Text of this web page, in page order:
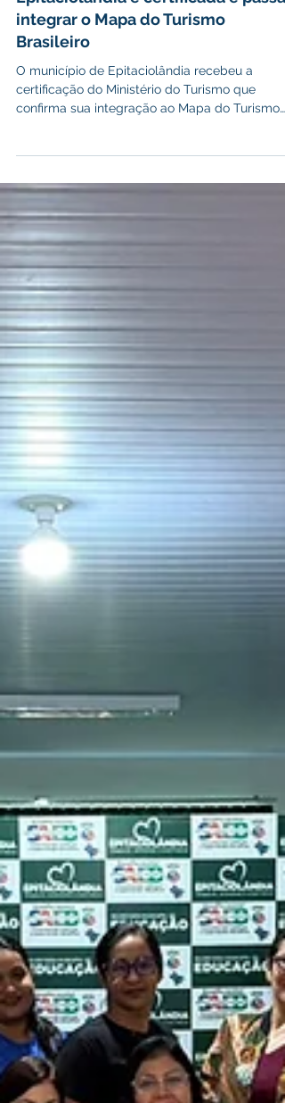
Epitaciolândia é certificada e passa
integrar o Mapa do Turismo
Brasileiro
O município de Epitaciolândia recebeu a
certificação do Ministério do Turismo que
Brasileiro, um importante instrumento do
desenvolvido pelo Governo Federal. Rota do
café A certificação foi emitida pelo Ministério
Turismo, por meio do Programa de
Regionalização do Turismo e dos Interlocutores
Estaduais do PRT, reconhecendo que
Epitaciolândia está oficialmente registrada no
Sistema de In